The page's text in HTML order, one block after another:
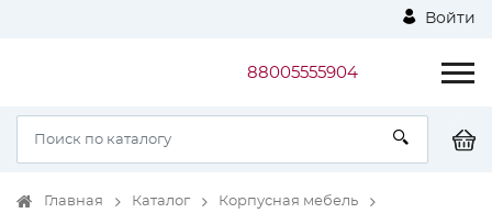
Войти
88005555904
Главная Каталог
Корпусная мебель